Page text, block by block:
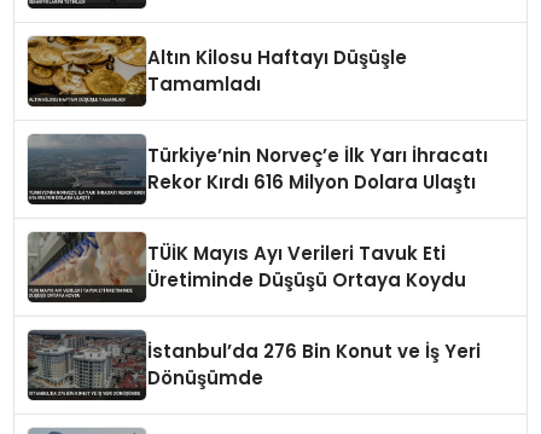
Altın Kilosu Haftayı Düşüşle
Tamamladı
Türkiye’nin Norveç’e İlk Yarı İhracatı
Rekor Kırdı 616 Milyon Dolara Ulaştı
TÜİK Mayıs Ayı Verileri Tavuk Eti
Üretiminde Düşüşü Ortaya Koydu
İstanbul’da 276 Bin Konut ve İş Yeri
Dönüşümde